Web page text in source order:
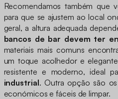
Recomendamos também que
para que se ajustem ao local
geral, a altura adequada
bancos de bar devem ter
materiais mais comuns
um toque acolhedor e
resistente e moderno, ideal
industrial. Outra opção são os
económicos e fáceis de limpar.